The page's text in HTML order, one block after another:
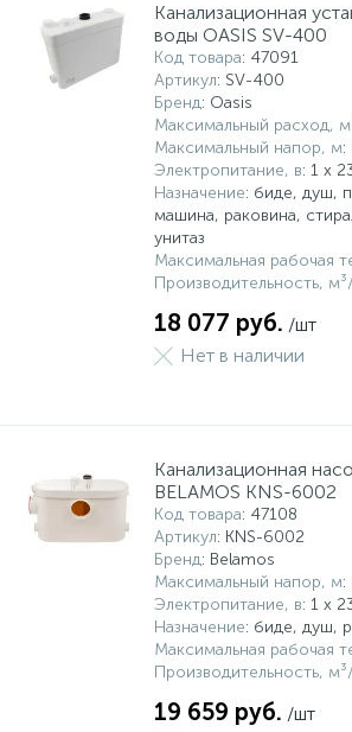
Канализационная
воды OASIS SV-400
Код товара: 47091
Артикул: SV-400
Бренд: Oasis
Максимальный расход,
Максимальный напор, м:
Электропитание, в: 1 x
Назначение: биде, душ,
машина, раковина,
унитаз
Максимальная рабочая
Производительность,
18 077 руб. /шт
Нет в наличии
Канализационная
BELAMOS KNS-6002
Код товара: 47108
Артикул: KNS-6002
Бренд: Belamos
Максимальный напор, м:
Электропитание, в: 1 x
Назначение: биде, душ,
Максимальная рабочая
Производительность,
19 659 руб. /шт